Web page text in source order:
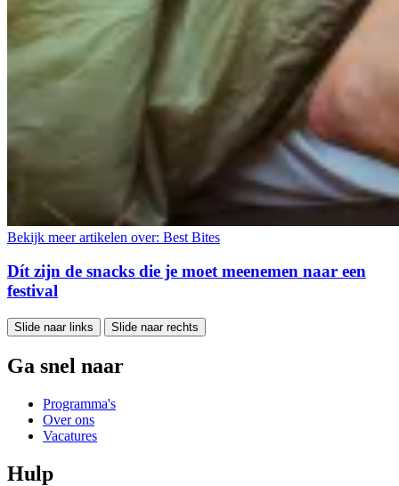
Bekijk meer artikelen over: Best Bites
Dít zijn de snacks die je moet meenemen naar een
festival
Slide naar links Slide naar rechts
Ga snel naar
Programma's
Over ons
Vacatures
Hulp